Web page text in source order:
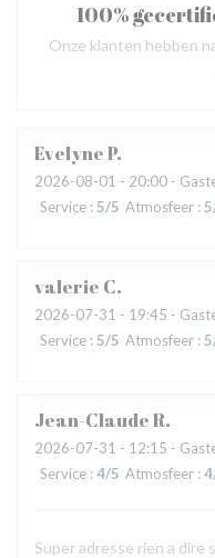
EvelyneP
2026-08-01 - 20:00 -
Service : 5/5 Atmosfeer : 5
valerie C
2026-07-31 - 19:45 -
Service : 5/5 Atmosfeer : 5
Jean-ClaudeR
2026-07-31 - 12:15 -
Service : 4/5 Atmosfeer : 4
Super adresse rien a
100%
Onze klanten hebben